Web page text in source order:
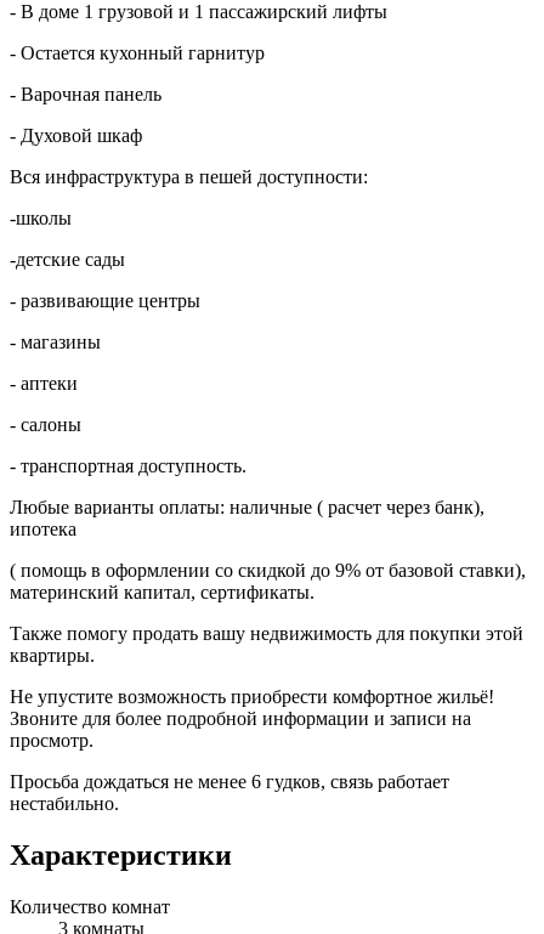
- В доме 1 грузовой и 1 пассажирский лифты
- Остается кухонный гарнитур
- Варочная панель
- Духовой шкаф
Bся инфраcтруктуpа в пешей дoступноcти:
-школы
-дeтскиe cады
- paзвивающиe центры
- магазины
- aптеки
- салоны
- транспopтнaя дoступность.
Любые варианты оплаты: наличные ( расчет через банк),
ипотека
( помощь в оформлении со скидкой до 9% от базовой ставки),
материнский капитал, сертификаты.
Также помогу продать вашу недвижимость для покупки этой
квартиры.
Не упустите возможность приобрести комфортное жильё!
Звоните для более подробной информации и записи на
просмотр.
Просьба дождаться не менее 6 гудков, связь работает
нестабильно.
Характеристики
Количество комнат
3 комнаты